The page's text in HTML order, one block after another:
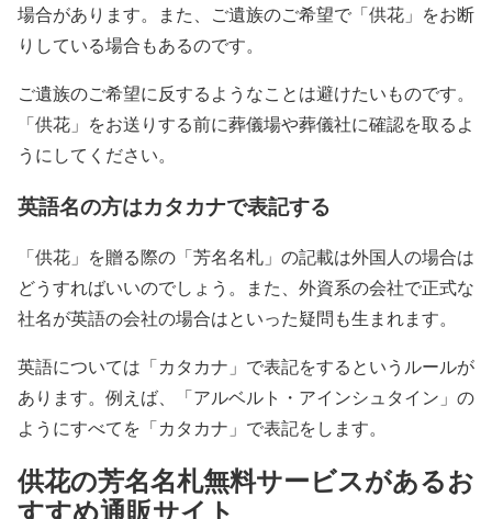
場合があります。また、ご遺族のご希望で「供花」をお断
りしている場合もあるのです。
ご遺族のご希望に反するようなことは避けたいものです。
「供花」をお送りする前に葬儀場や葬儀社に確認を取るよ
うにしてください。
英語名の方はカタカナで表記する
「供花」を贈る際の「芳名名札」の記載は外国人の場合は
どうすればいいのでしょう。また、外資系の会社で正式な
社名が英語の会社の場合はといった疑問も生まれます。
英語については「カタカナ」で表記をするというルールが
あります。例えば、「アルベルト・アインシュタイン」の
ようにすべてを「カタカナ」で表記をします。
供花の芳名名札無料サービスがあるお
すすめ通販サイト